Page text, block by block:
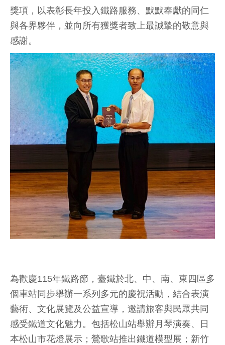
獎項，以表彰長年投入鐵路服務、默默奉獻的同仁
與各界夥伴，並向所有獲獎者致上最誠摯的敬意與
感謝。
為歡慶115年鐵路節，臺鐵於北、中、南、東四區多
個車站同步舉辦一系列多元的慶祝活動，結合表演
藝術、文化展覽及公益宣導，邀請旅客與民眾共同
感受鐵道文化魅力。包括松山站舉辦月琴演奏、日
本松山市花燈展示；鶯歌站推出鐵道模型展；新竹